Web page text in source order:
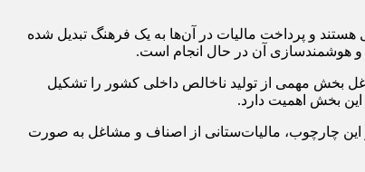
و پرداخت مالیات در آن‌ها به یک فرهنگ تبدیل شده
و هوشمندسازی آن در حال انجام است.
بخش مهمی از تولید ناخالص داخلی کشور را تشکیل
این بخش اهمیت دارد.
چارچوب، مالیات‌ستانی از اصناف و مشاغل به صورت